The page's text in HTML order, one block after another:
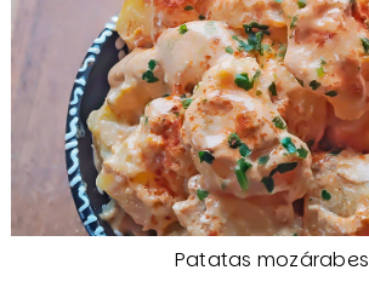
Patatas mozárabes